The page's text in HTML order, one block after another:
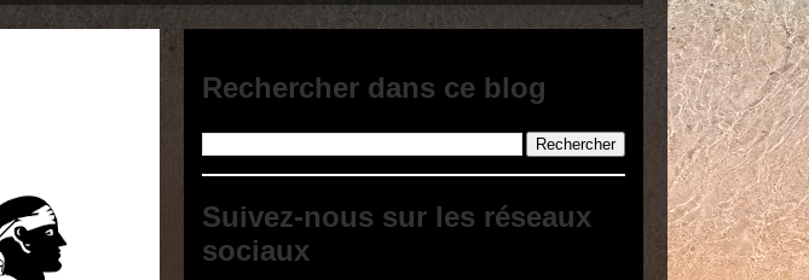
Rechercher dans ce blog
Suivez-nous sur les réseaux
sociaux